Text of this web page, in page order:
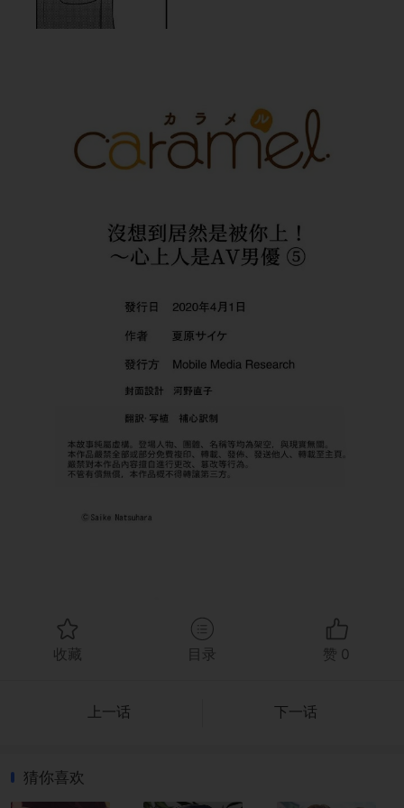
收藏 目录 赞 0
上一话 下一话
猜你喜欢